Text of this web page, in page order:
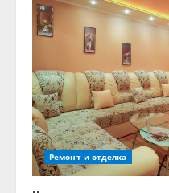
т
ь
ч
т
е
н
Ремонт и отделка